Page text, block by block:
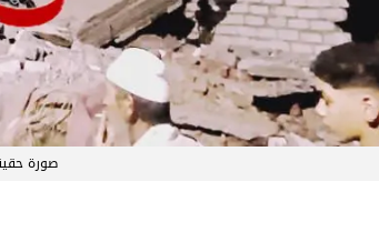
صورة